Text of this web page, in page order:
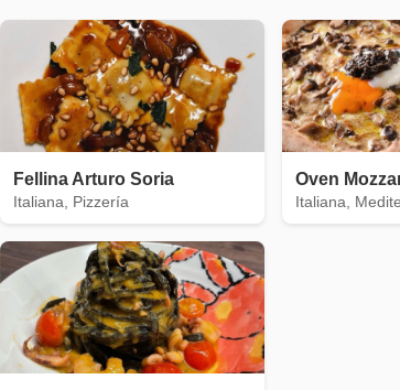
Fellina Arturo Soria
Italiana, Pizzería
Oven
Italiana,